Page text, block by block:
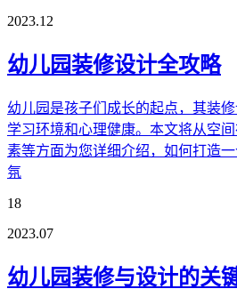
2023.12
幼儿园装修设计全攻略
幼儿园是孩子们成长的起点，其装
学习环境和心理健康。本文将从空
素等方面为您详细介绍，如何打造
氛
18
2023.07
幼儿园装修与设计的关